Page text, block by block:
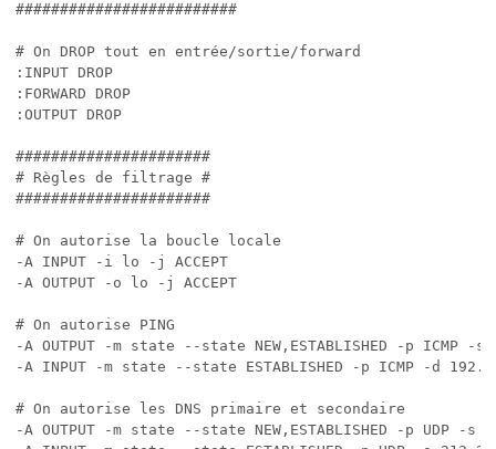
#########################
# On DROP tout en entrée/sortie/forward
:INPUT DROP
:FORWARD DROP
:OUTPUT DROP
######################
# Règles de filtrage #
######################
# On autorise la boucle locale
-A INPUT -i lo -j ACCEPT
-A OUTPUT -o lo -j ACCEPT
# On autorise PING
-A OUTPUT -m state --state NEW,ESTABLISHED -p ICMP -
-A INPUT -m state --state ESTABLISHED -p ICMP -d
# On autorise les DNS primaire et secondaire
-A OUTPUT -m state --state NEW,ESTABLISHED -p